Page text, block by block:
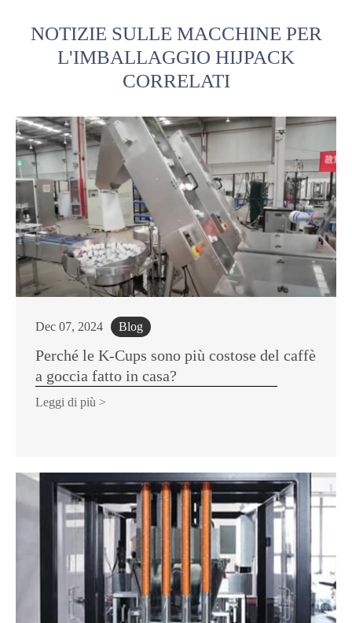
NOTIZIE SULLE MACCHINE PER
L'IMBALLAGGIO HIJPACK
CORRELATI
Dec 07, 2024 Blog
Perché le K-Cups sono più costose del caffè
a goccia fatto in casa?
Leggi di più >